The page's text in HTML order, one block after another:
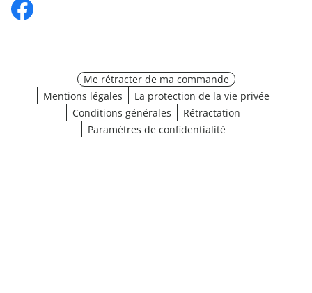
Me rétracter de ma commande
Mentions légales
La protection de la vie privée
Conditions générales
Rétractation
Paramètres de confidentialité